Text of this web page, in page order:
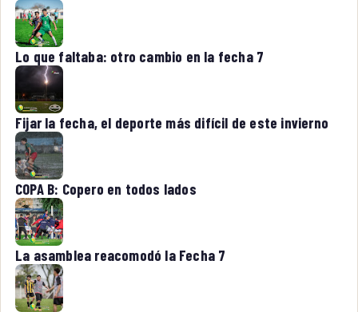
Lo que faltaba: otro cambio en la fecha 7
Fijar la fecha, el deporte más difícil de este invierno
COPA B: Copero en todos lados
La asamblea reacomodó la Fecha 7